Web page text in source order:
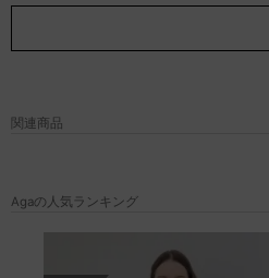
関連商品
Agaの人気ランキング